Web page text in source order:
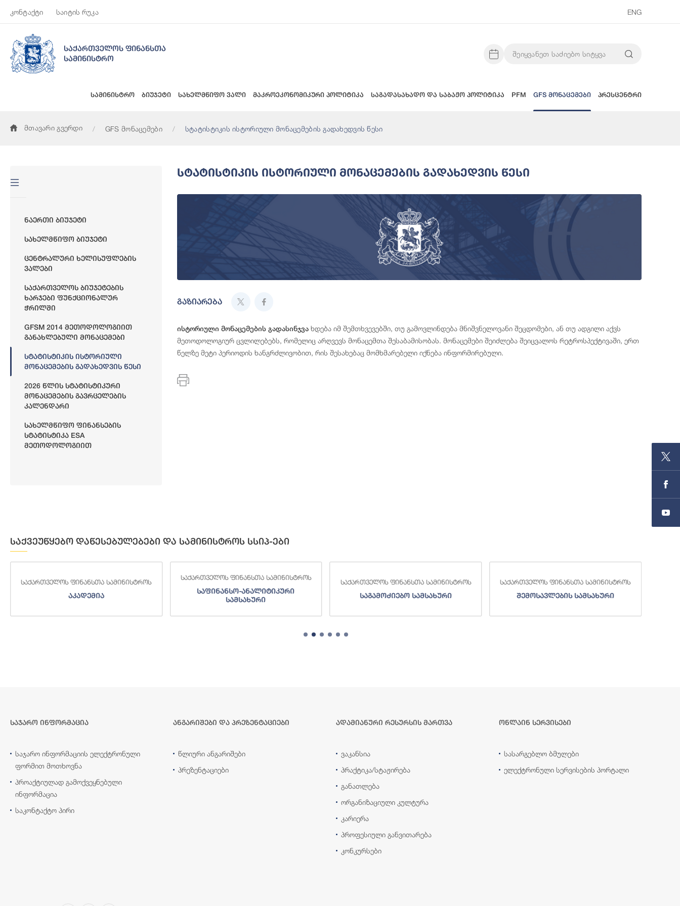
კონტაქტი საიტის რუკა ENG
საქართველოს ფინანსთა
სამინისტრო
სამინისტრო ბიუჯეტი სახელმწიფო ვალი მაკროეკონომიკური პოლიტიკა საგადასახადო და საბაჟო პოლიტიკა PFM GFS მონაცემები პრესცენტრი
მთავარი გვერდი GFS მონაცემები სტატისტიკის ისტორიული მონაცემების გადახედვის წესი
Ნაერთი Ბიუჯეტი
Სახელმწიფო Ბიუჯეტი
Ცენტრალური Ხელისუფლების
Ვალები
Საქართველოს Ბიუჯეტების
Ხარჯები Ფუნქციონალურ
Ჭრილში
GFSM 2014 Მეთოდოლოგიით
Განახლებული Მონაცემები
Სტატისტიკის Ისტორიული
Მონაცემების Გადახედვის Წესი
2026 Წლის Სტატისტიკური
Მონაცემების Გავრცელების
Კალენდარი
Სახელმწიფო Ფინანსების
Სტატისტიკა ESA
Მეთოდოლოგიით
Სტატისტიკის Ისტორიული Მონაცემების Გადახედვის Წესი
გაზიარება
ისტორიული მონაცემების გადასინჯვა ხდება იმ შემთხვევებში, თუ გამოვლინდება მნიშვნელოვანი შეცდომები, ან თუ ადგილი აქვს
მეთოდოლოგიურ ცვლილებებს, რომელიც არღვევს მონაცემთა შესაბამისობას. მონაცემები შეიძლება შეიცვალოს რეტროსპექტივაში, ერთ
წელზე მეტი პერიოდის ხანგრძლივობით, რის შესახებაც მომხმარებელი იქნება ინფორმირებული.
საქვეუწყებო დაწესებულებები და სამინისტროს სსიპ-ები
საქართველოს ფინანსთა სამინისტროს
აკადემია
საქართველოს ფინანსთა სამინისტროს
საფინანსო-ანალიტიკური
სამსახური
საქართველოს ფინანსთა სამინისტროს
საგამოძიებო სამსახური
საქართველოს ფინანსთა სამინისტროს
შემოსავლების სამსახური
საჯარო ინფორმაცია
საჯარო ინფორმაციის ელექტრონული
ფორმით მოთხოვნა
პროაქტიულად გამოქვეყნებული
ინფორმაცია
საკონტაქტო პირი
ანგარიშები და პრეზენტაციები
წლიური ანგარიშები
პრეზენტაციები
ადამიანური რესურსის მართვა
ვაკანსია
პრაქტიკა/სტაჟირება
განათლება
ორგანიზაციული კულტურა
კარიერა
პროფესიული განვითარება
კონკურსები
ონლაინ სერვისები
სასარგებლო ბმულები
ელექტრონული სერვისების პორტალი